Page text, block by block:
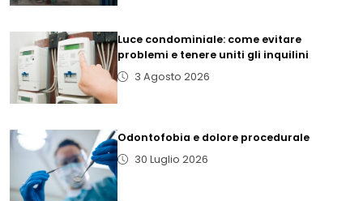
Luce condominiale: come evitare
problemi e tenere uniti gli inquilini
3 Agosto 2026
Odontofobia e dolore procedurale
30 Luglio 2026